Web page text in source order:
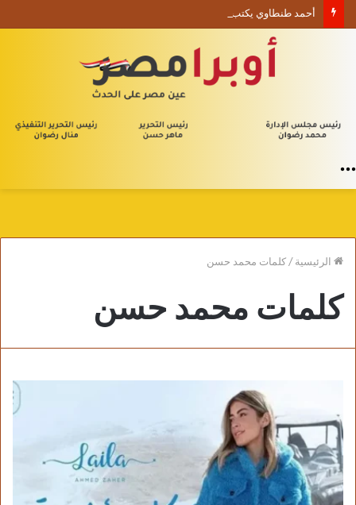
أحمد طنطاوي يكتب حين يصبح الوجود علامة استفهام
الرئيسية/كلمات محمد حسن
كلمات محمد حسن